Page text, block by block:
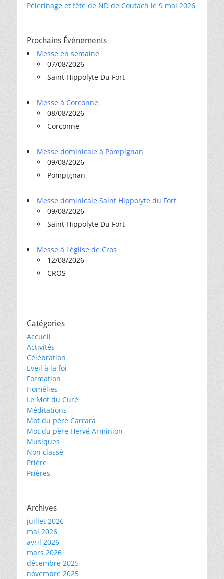
Pèlerinage et fête de ND de Coutach le 9 mai 2026
Prochains Évènements
Messe en semaine
07/08/2026
Saint Hippolyte Du Fort
Messe à Corconne
08/08/2026
Corconne
Messe dominicale à Pompignan
09/08/2026
Pompignan
Messe dominicale Saint Hippolyte du Fort
09/08/2026
Saint Hippolyte Du Fort
Messe à l'église de Cros
12/08/2026
CROS
Catégories
Accueil
Activités
Célébration
Eveil à la foi
Formation
Homélies
Le Mot du Curé
Méditations
Mot du père Carrara
Mot du père Hervé Arminjon
Musiques
Non classé
Prière
Prières
Archives
juillet 2026
mai 2026
avril 2026
mars 2026
décembre 2025
novembre 2025